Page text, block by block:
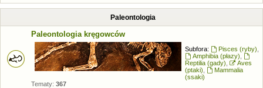
Paleontologia
Paleontologia kręgowców
Subfora: Pisces (ryby)
Amphibia (płazy)
Reptilia (gady)
Aves
(ptaki)
Mammalia
(ssaki)
Tematy: 367